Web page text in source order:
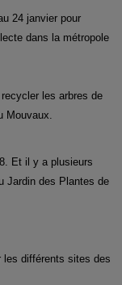
24 janvier pour
dans la métropole
les arbres de
Mouvaux.
Et il y a plusieurs
Jardin des Plantes de
les différents sites des